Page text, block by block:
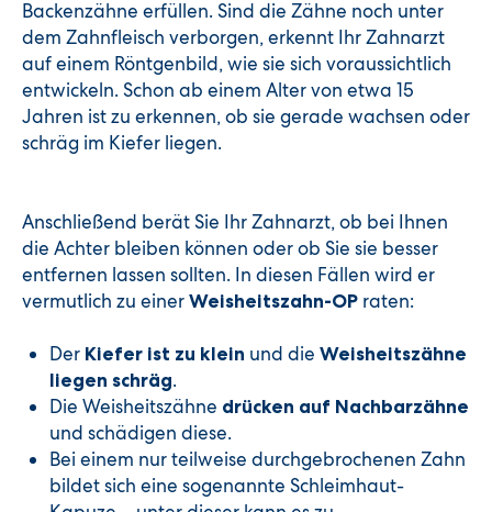
Backenzähne erfüllen. Sind die Zähne noch unter
dem Zahnfleisch verborgen, erkennt Ihr Zahnarzt
auf einem Röntgenbild, wie sie sich voraussichtlich
entwickeln. Schon ab einem Alter von etwa 15
Jahren ist zu erkennen, ob sie gerade wachsen oder
schräg im Kiefer liegen.
Anschließend berät Sie Ihr Zahnarzt, ob bei Ihnen
die Achter bleiben können oder ob Sie sie besser
entfernen lassen sollten. In diesen Fällen wird er
vermutlich zu einer Weisheitszahn-OP raten:
Der Kiefer ist zu klein und die Weisheitszähne
liegen schräg.
Die Weisheitszähne drücken auf Nachbarzähne
und schädigen diese.
Bei einem nur teilweise durchgebrochenen Zahn
bildet sich eine sogenannte Schleimhaut-